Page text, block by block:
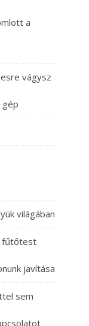
a
vágysz
gép
világában
fűtőtest
javítása
sem